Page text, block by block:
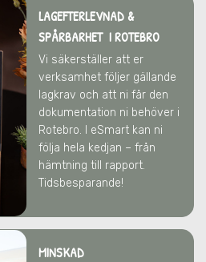
LAGEFTERLEVNAD &
SPÅRBARHET I ROTEBRO
Vi säkerställer att er
verksamhet följer gällande
lagkrav och att ni får den
dokumentation ni behöver i
Rotebro. I eSmart kan ni
följa hela kedjan – från
hämtning till rapport.
Tidsbesparande!
MINSKAD